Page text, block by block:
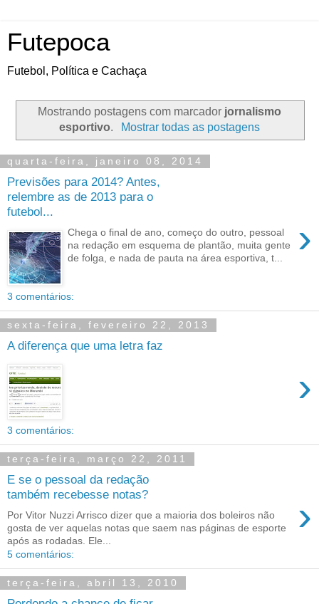
Futepoca
Futebol, Política e Cachaça
Mostrando postagens com marcador jornalismo
esportivo. Mostrar todas as postagens
quarta-feira, janeiro 08, 2014
Previsões para 2014? Antes,
relembre as de 2013 para o
futebol...
›
Chega o final de ano, começo do outro, pessoal
na redação em esquema de plantão, muita gente
de folga, e nada de pauta na área esportiva, t...
3 comentários:
sexta-feira, fevereiro 22, 2013
A diferença que uma letra faz
›
3 comentários:
terça-feira, março 22, 2011
E se o pessoal da redação
também recebesse notas?
›
Por Vitor Nuzzi Arrisco dizer que a maioria dos boleiros não
gosta de ver aquelas notas que saem nas páginas de esporte
após as rodadas. Ele...
5 comentários:
terça-feira, abril 13, 2010